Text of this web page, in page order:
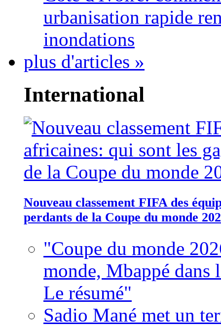
urbanisation rapide
inondations
plus d'articles »
International
Nouveau classement FIFA des
perdants de la Coupe du monde
"Coupe du monde
monde, Mbappé dans
Le résumé"
Sadio Mané met un